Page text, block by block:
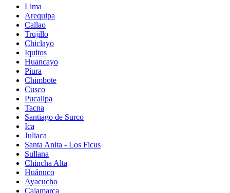
Lima
Arequipa
Callao
Trujillo
Chiclayo
Iquitos
Huancayo
Piura
Chimbote
Cusco
Pucallpa
Tacna
Santiago de Surco
Ica
Juliaca
Santa Anita - Los Ficus
Sullana
Chincha Alta
Huánuco
Ayacucho
Cajamarca